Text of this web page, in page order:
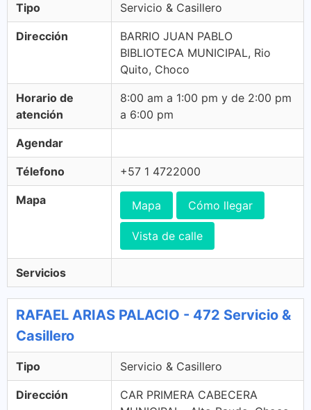
Tipo Servicio & Casillero
Dirección
BARRIO JUAN PABLO
BIBLIOTECA MUNICIPAL, Rio
Quito, Choco
Horario de
atención
8:00 am a 1:00 pm y de 2:00 pm
a 6:00 pm
Agendar
Télefono +57 1 4722000
Mapa Mapa Cómo llegar
Vista de calle
Servicios
RAFAEL ARIAS PALACIO - 472 Servicio &
Casillero
Tipo Servicio & Casillero
Dirección
CAR PRIMERA CABECERA